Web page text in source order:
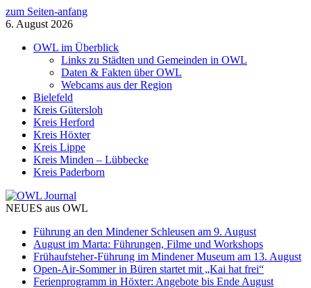
zum Seiten-anfang
6. August 2026
OWL im Überblick
Links zu Städten und Gemeinden in OWL
Daten & Fakten über OWL
Webcams aus der Region
Bielefeld
Kreis Gütersloh
Kreis Herford
Kreis Höxter
Kreis Lippe
Kreis Minden – Lübbecke
Kreis Paderborn
NEUES aus OWL
Führung an den Mindener Schleusen am 9. August
August im Marta: Führungen, Filme und Workshops
Frühaufsteher-Führung im Mindener Museum am 13. August
Open-Air-Sommer in Büren startet mit „Kai hat frei“
Ferienprogramm in Höxter: Angebote bis Ende August